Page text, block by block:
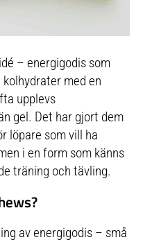
– energigodis som
med en
upplevs
gel. Det har gjort dem
löpare som vill ha
i en form som känns
träning och tävling.
av energigodis – små